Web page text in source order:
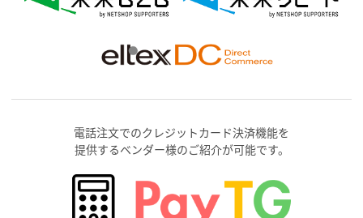
電話注文でのクレジットカード決済機能を
提供するベンダー様のご紹介が可能です。